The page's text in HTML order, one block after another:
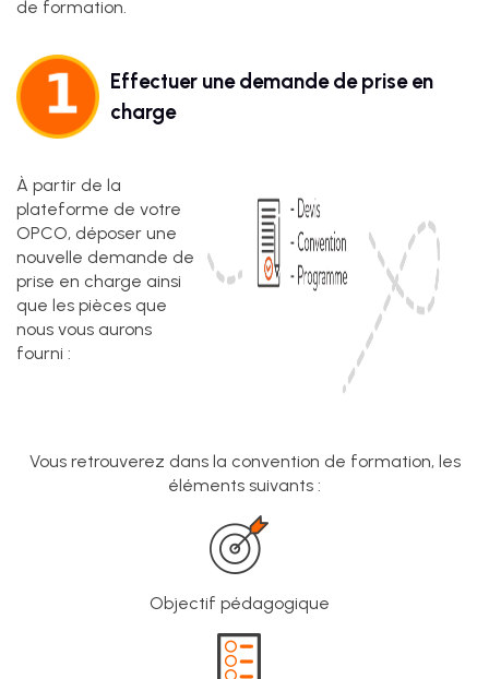
UX &
Avis
clients
de formation.
Effectuer une demande de prise en
charge
À partir de la
plateforme de votre
OPCO, déposer une
nouvelle demande de
prise en charge ainsi
que les pièces que
nous vous aurons
fourni :
Vous retrouverez dans la convention de formation, les
éléments suivants :
Objectif pédagogique